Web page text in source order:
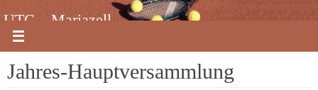
Zum
Inhalt
UTC – Mariazell
Jahres-Hauptversammlung